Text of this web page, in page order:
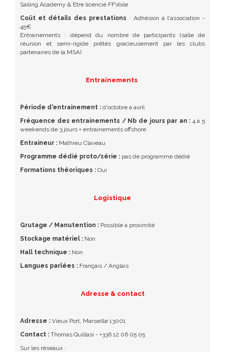
Sailing Academy & Etre licencié FFVoile
Coût et détails des prestations : Adhésion à l'association -
45€
Entrainements : dépend du nombre de participants (salle de
réunion et semi-rigide prêtés gracieusement par les clubs
partenaires de la MSA)
Entrainements
Période d'entrainement : d'octobre à avril
Fréquence des entrainements / Nb de jours par an : 4 à 5
weekends de 3 jours + entrainements offshore
Entraineur : Mathieu Claveau
Programme dédié proto/série : pas de programme dédié
Formations théoriques : Oui
Logistique
Grutage / Manutention : Possible à proximité
Stockage matériel : Non
Hall technique : Non
Langues parlées : Français / Anglais
Adresse & contact
Adresse : Vieux Port, Marseille 13001
Contact : Thomas Quillasi - +336 12 06 05 05
Sur les réseaux :